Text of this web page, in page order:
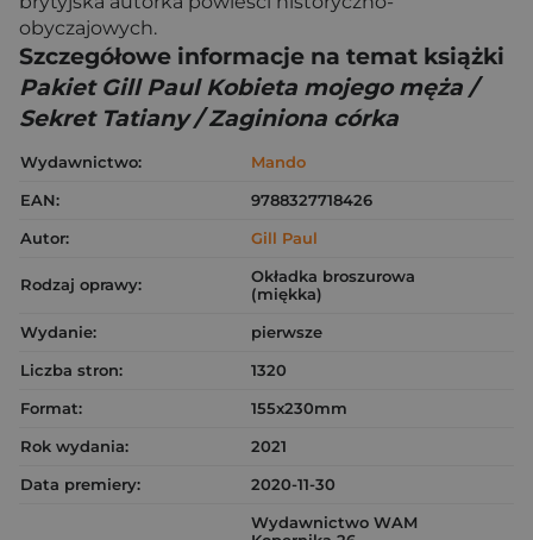
obyczajowych.
Szczegółowe informacje na temat książki
Pakiet Gill Paul Kobieta mojego męża /
Sekret Tatiany / Zaginiona córka
Wydawnictwo:
Mando
EAN:
9788327718426
Autor:
Gill Paul
Rodzaj oprawy:
Okładka broszurowa
(miękka)
Wydanie:
pierwsze
Liczba stron:
1320
Format:
155x230mm
Rok wydania:
2021
Data premiery:
2020-11-30
Wydawnictwo WAM